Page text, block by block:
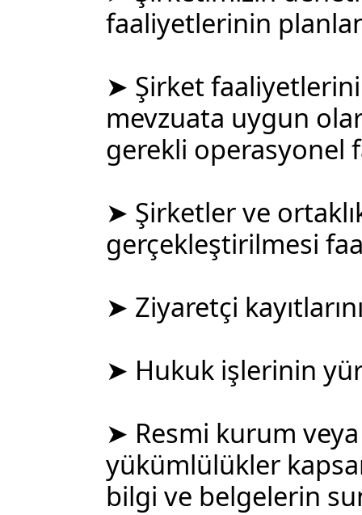
faaliyetlerinin
➤ Şirket
mevzuata uygun
gerekli operasyonel
➤ Şirketler ve
gerçekleştirilmesi
➤ Ziyaretçi
➤ Hukuk işlerinin
➤ Resmi kurum
yükümlülükler
bilgi ve belgelerin